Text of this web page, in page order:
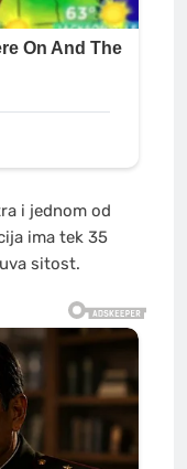
i jednom od
ima tek 35
sitost.